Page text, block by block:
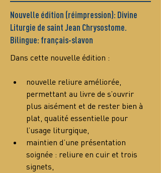
Nouvelle édition (réimpression): Divine
Liturgie de saint Jean Chrysostome.
Bilingue: français-slavon
Dans cette nouvelle édition :
nouvelle reliure améliorée,
permettant au livre de s’ouvrir
plus aisément et de rester bien à
plat, qualité essentielle pour
l’usage liturgique,
maintien d’une présentation
soignée : reliure en cuir et trois
signets,